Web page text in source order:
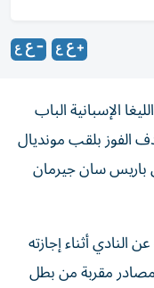
الإسبانية الباب
بلقب مونديال
باريس سان جيرمان
النادي أثناء إجازته
مصادر مقربة من بطل